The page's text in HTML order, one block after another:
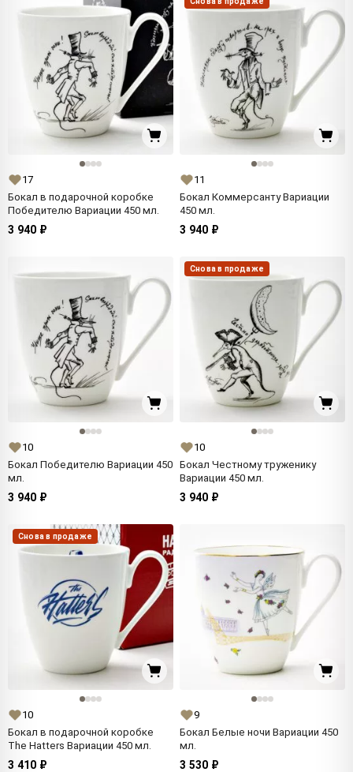
17
Бокал в подарочной коробке
Победителю Вариации 450 мл.
3 940 ₽
11
Бокал Коммерсанту Вариации
450 мл.
3 940 ₽
10
Бокал Победителю Вариации 450
мл.
3 940 ₽
Снова в продаже
10
Бокал Честному труженику
Вариации 450 мл.
3 940 ₽
Снова в продаже
10
Бокал в подарочной коробке
The Hatters Вариации 450 мл.
3 410 ₽
9
Бокал Белые ночи Вариации 450
мл.
3 530 ₽